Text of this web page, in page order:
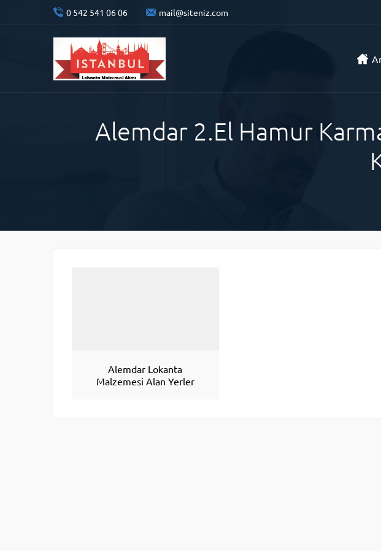
0 542 541 06 06 mail@siteniz.com
Alemdar 2.El Hamur
Alemdar Lokanta
Malzemesi Alan Yerler